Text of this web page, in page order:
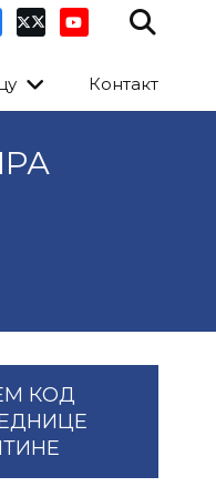
Контакт
КОД